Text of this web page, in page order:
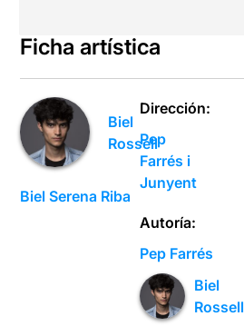
Ficha artística
Biel
Rossell
Biel Serena Riba
Dirección:
Pep
Farrés i
Junyent
Autoría:
Pep Farrés
Biel
Rossell